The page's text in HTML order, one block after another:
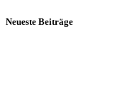
Neueste Beiträge